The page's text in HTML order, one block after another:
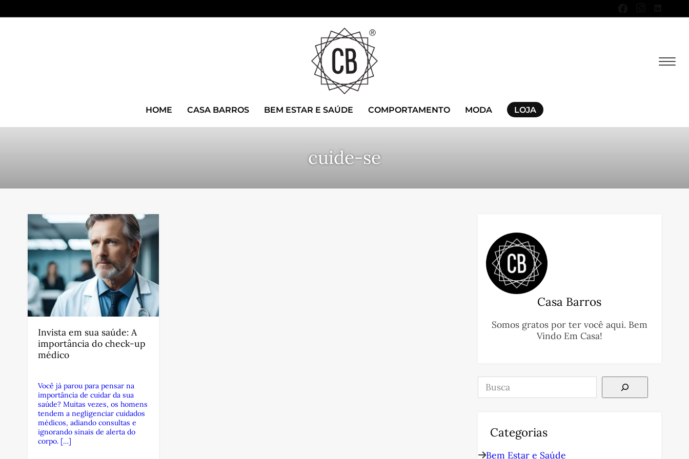
HOME CASA BARROS BEM ESTAR E SAÚDE COMPORTAMENTO MODA LOJA
cuide-se
Invista em sua saúde: A
importância do check-up
médico
Você já parou para pensar na
importância de cuidar da sua
saúde? Muitas vezes, os homens
tendem a negligenciar cuidados
médicos, adiando consultas e
ignorando sinais de alerta do
corpo. […]
Casa Barros
Somos gratos por ter você aqui. Bem
Vindo Em Casa!
Pesquisar
Categorias
Bem Estar e Saúde